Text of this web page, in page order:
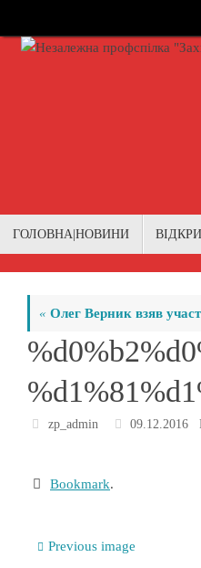
to
content
ГОЛОВНА|НОВИНИ
« Олег Верник взяв
zp_admin 09.12.2016
Bookmark.
Previous image